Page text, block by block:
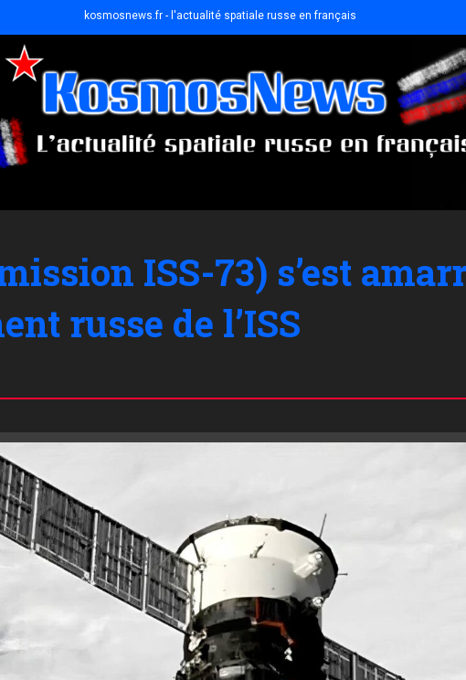
kosmosnews.fr - l'actualité spatiale russe en français
ISS-73) s’est
russe de l’ISS